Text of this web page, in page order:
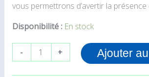
vous permettrons d’avertir la
Disponibilité : En stock
- + Ajouter